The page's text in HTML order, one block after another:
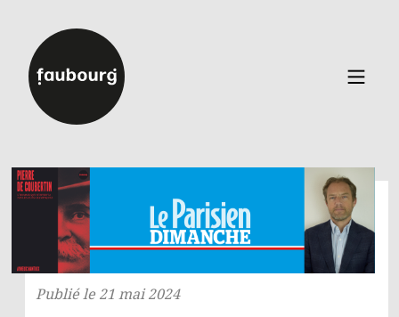
Catalogue▼
Auteurs
Événements
À propos
Contact
Publié le 21 mai 2024